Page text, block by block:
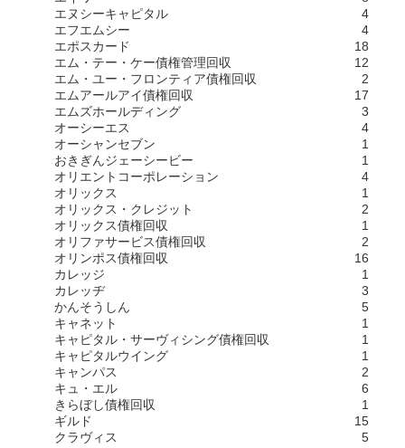
エヌシーキャピタル
4
エフエムシー
4
エポスカード
18
エム・テー・ケー債権管理回収
12
エム・ユー・フロンティア債権回収
2
エムアールアイ債権回収
17
エムズホールディング
3
オーシーエス
4
オーシャンセブン
1
おきぎんジェーシービー
1
オリエントコーポレーション
4
オリックス
1
オリックス・クレジット
2
オリックス債権回収
1
オリファサービス債権回収
2
オリンポス債権回収
16
カレッジ
1
カレッヂ
3
かんそうしん
5
キャネット
1
キャピタル・サーヴィシング債権回収
1
キャピタルウイング
1
キャンパス
2
キュ・エル
6
きらぼし債権回収
1
ギルド
15
クラヴィス
5